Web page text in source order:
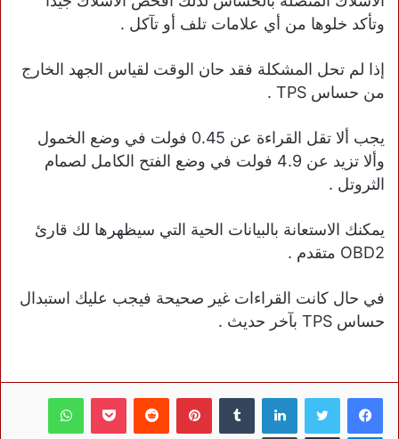
وتأكد خلوها من أي علامات تلف أو تآكل .
إذا لم تحل المشكلة فقد حان الوقت لقياس الجهد الخارج
من حساس TPS .
يجب ألا تقل القراءة عن 0.45 فولت في وضع الخمول
وألا تزيد عن 4.9 فولت في وضع الفتح الكامل لصمام
الثروتل .
يمكنك الاستعانة بالبيانات الحية التي سيظهرها لك قارئ
OBD2 متقدم .
في حال كانت القراءات غير صحيحة فيجب عليك استبدال
حساس TPS بآخر حديث .
فيسبوك تويتر لينكدإن بينتيريست بوكيت واتساب
تيلقرام مشاركة عبر البريد طباعة